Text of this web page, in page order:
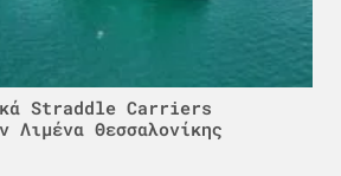
Straddle Carriers
Λιμένα Θεσσαλονίκης